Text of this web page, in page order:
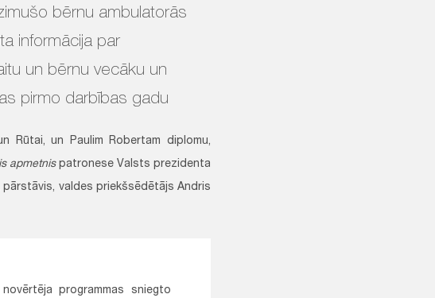
bērnu ambulatorās
informācija par
un bērnu vecāku un
pirmo darbības gadu
Rūtai, un Paulim Robertam diplomu,
apmetnispatronese Valsts prezidenta
pārstāvis, valdes priekšsēdētājs Andris
programmas sniegto